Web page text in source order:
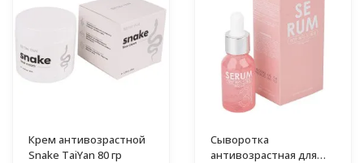
Крем антивозрастной
Snake TaiYan 80 гр
Сыворотка
антивозрастная для